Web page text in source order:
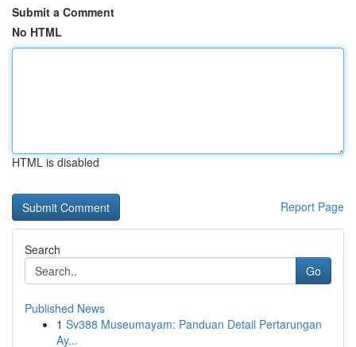
Submit a Comment
No HTML
HTML is disabled
Report Page
Search
Go
Published News
1 Sv388 Museumayam: Panduan Detail Pertarungan
Ay...